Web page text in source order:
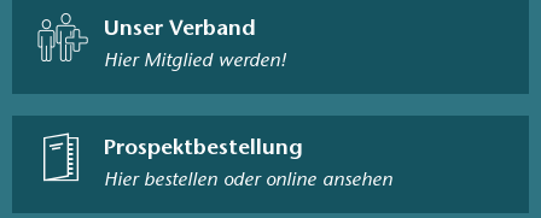
Unser Verband
Hier Mitglied werden!
Prospektbestellung
Hier bestellen oder online ansehen